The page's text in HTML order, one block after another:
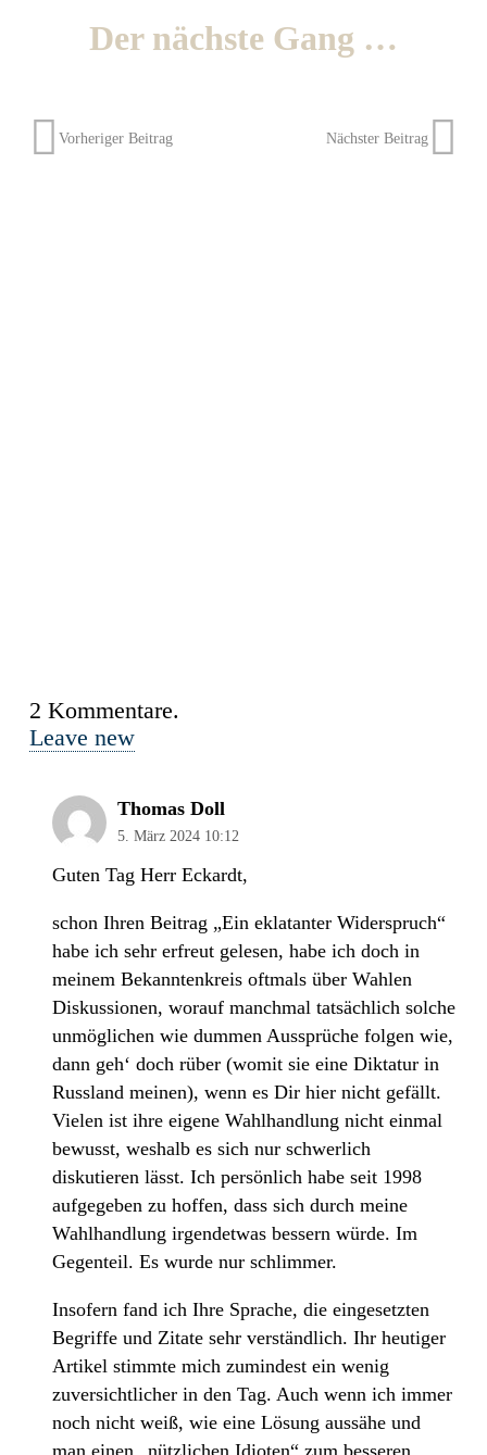
Der nächste Gang …
Vorheriger Beitrag Nächster Beitrag
2 Kommentare.
Leave new
Thomas Doll
5. März 2024 10:12
Guten Tag Herr Eckardt,
schon Ihren Beitrag „Ein eklatanter Widerspruch“
habe ich sehr erfreut gelesen, habe ich doch in
meinem Bekanntenkreis oftmals über Wahlen
Diskussionen, worauf manchmal tatsächlich solche
unmöglichen wie dummen Aussprüche folgen wie,
dann geh‘ doch rüber (womit sie eine Diktatur in
Russland meinen), wenn es Dir hier nicht gefällt.
Vielen ist ihre eigene Wahlhandlung nicht einmal
bewusst, weshalb es sich nur schwerlich
diskutieren lässt. Ich persönlich habe seit 1998
aufgegeben zu hoffen, dass sich durch meine
Wahlhandlung irgendetwas bessern würde. Im
Gegenteil. Es wurde nur schlimmer.
Insofern fand ich Ihre Sprache, die eingesetzten
Begriffe und Zitate sehr verständlich. Ihr heutiger
Artikel stimmte mich zumindest ein wenig
zuversichtlicher in den Tag. Auch wenn ich immer
noch nicht weiß, wie eine Lösung aussähe und